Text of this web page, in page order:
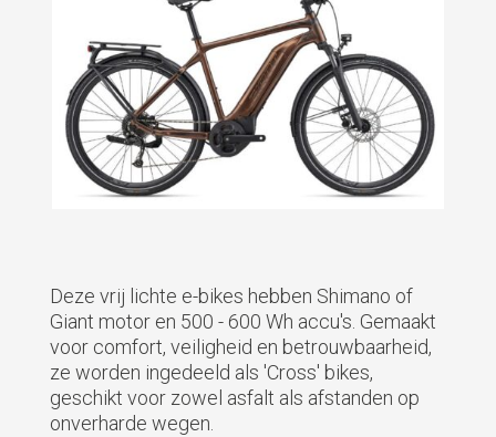
Deze vrij lichte e-bikes hebben Shimano of
Giant motor en 500 - 600 Wh accu's. Gemaakt
voor comfort, veiligheid en betrouwbaarheid,
ze worden ingedeeld als 'Cross' bikes,
geschikt voor zowel asfalt als afstanden op
onverharde wegen.